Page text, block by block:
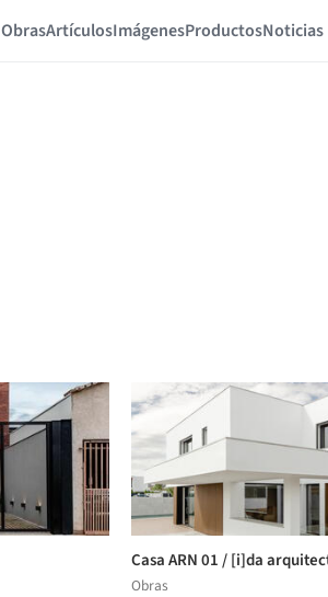
ObrasArtículosImágenesProductosNoticias
Casa ARN 01 / [i]da
Obras